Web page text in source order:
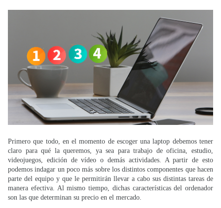
Primero que todo, en el momento de escoger una laptop debemos tener
claro para qué la queremos, ya sea para trabajo de oficina, estudio,
videojuegos, edición de vídeo o demás actividades. A partir de esto
podemos indagar un poco más sobre los distintos componentes que hacen
parte del equipo y que le permitirán llevar a cabo sus distintas tareas de
manera efectiva. Al mismo tiempo, dichas características del ordenador
son las que determinan su precio en el mercado.